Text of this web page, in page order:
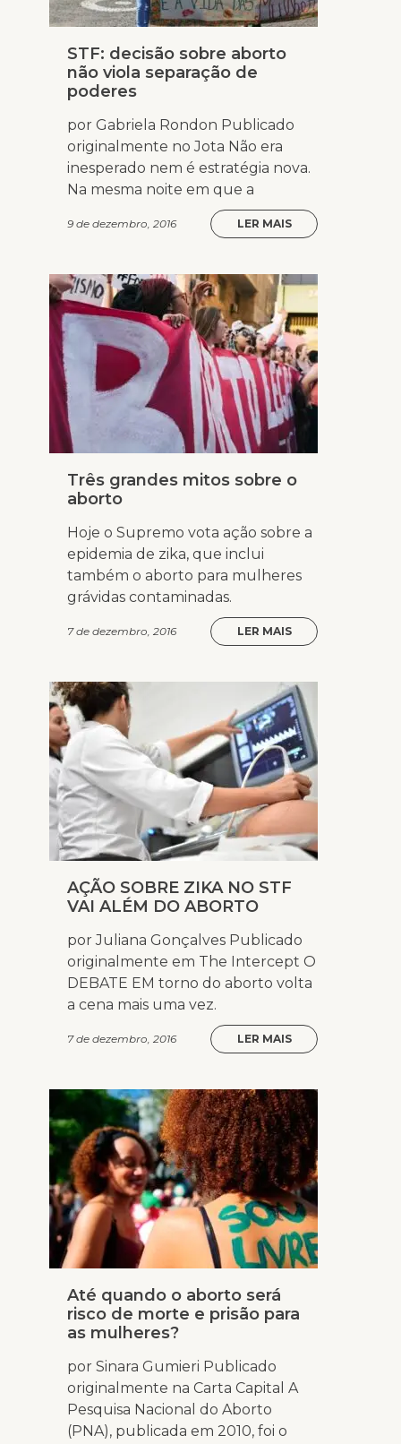
STF: decisão sobre aborto
não viola separação de
poderes
por Gabriela Rondon Publicado
originalmente no Jota Não era
inesperado nem é estratégia nova.
Na mesma noite em que a
9 de dezembro, 2016 LER MAIS
Três grandes mitos sobre o
aborto
Hoje o Supremo vota ação sobre a
epidemia de zika, que inclui
também o aborto para mulheres
grávidas contaminadas.
7 de dezembro, 2016 LER MAIS
AÇÃO SOBRE ZIKA NO STF
VAI ALÉM DO ABORTO
por Juliana Gonçalves Publicado
originalmente em The Intercept O
DEBATE EM torno do aborto volta
a cena mais uma vez.
7 de dezembro, 2016 LER MAIS
Até quando o aborto será
risco de morte e prisão para
as mulheres?
por Sinara Gumieri Publicado
originalmente na Carta Capital A
Pesquisa Nacional do Aborto
(PNA), publicada em 2010, foi o